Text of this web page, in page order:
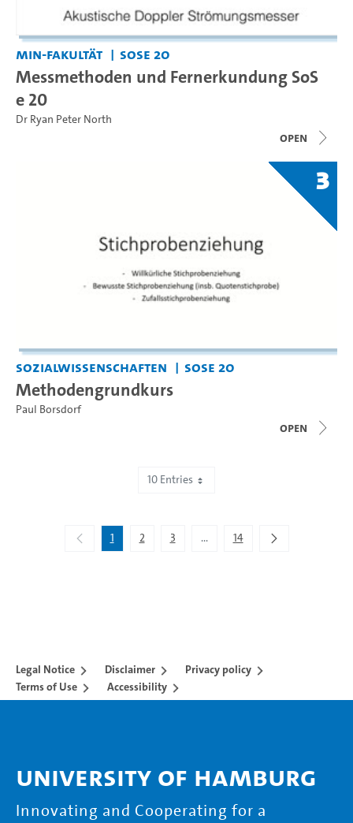
MIN-Fakultät SoSe 20
Messmethoden und Fernerkundung SoS
e 20
Dr Ryan Peter North
open
3
Sozialwissenschaften SoSe 20
Methodengrundkurs
Paul Borsdorf
open
10 Entries
1 2 3 ...
Intermediate Pages Use TAB to
14
Legal Notice Disclaimer
Privacy policy
Terms of Use
Accessibility
University of Hamburg
Innovating and Cooperating for a